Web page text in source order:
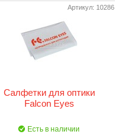
Артикул: 10286
Салфетки для оптики
Falcon Eyes
Есть в наличии